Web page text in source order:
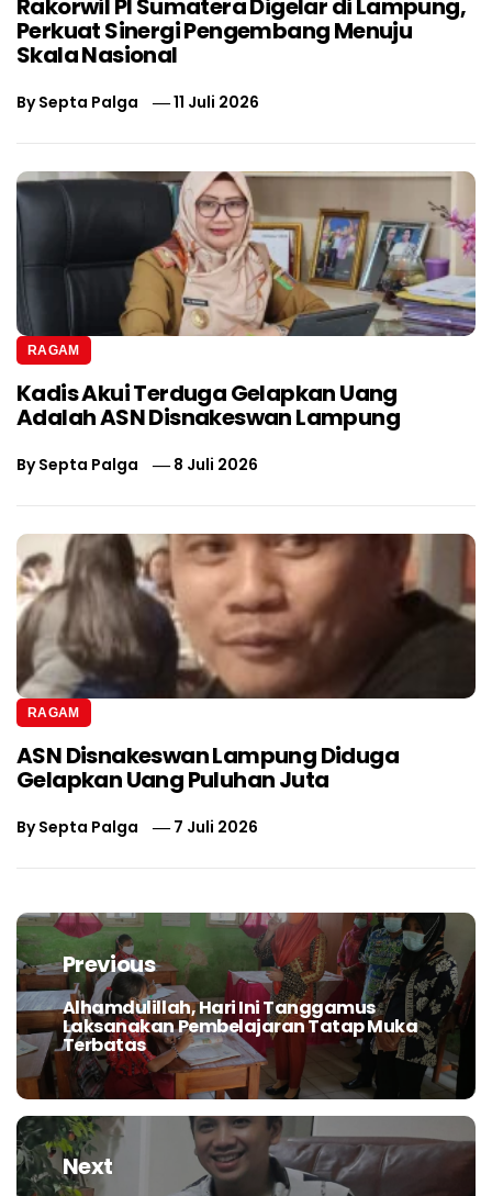
Rakorwil PI Sumatera Digelar di Lampung,
Perkuat Sinergi Pengembang Menuju
Skala Nasional
BySepta Palga 11 Juli 2026
RAGAM
Kadis Akui Terduga Gelapkan Uang
Adalah ASN Disnakeswan Lampung
BySepta Palga 8 Juli 2026
RAGAM
ASN Disnakeswan Lampung Diduga
Gelapkan Uang Puluhan Juta
BySepta Palga 7 Juli 2026
Navigasi
posPrevious
Previous
post:
Alhamdulillah, Hari Ini Tanggamus
Laksanakan Pembelajaran Tatap Muka
Terbatas
Next